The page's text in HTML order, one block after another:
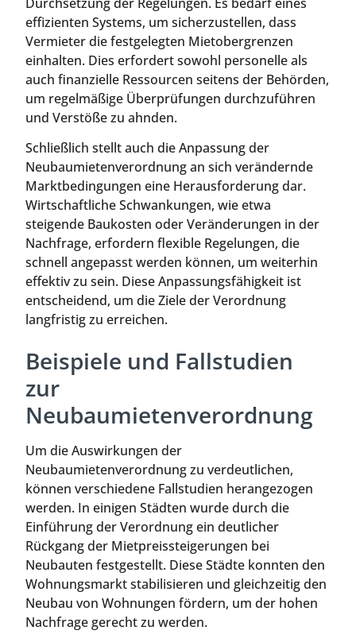
effizienten Systems, um sicherzustellen, dass
Vermieter die festgelegten Mietobergrenzen
einhalten. Dies erfordert sowohl personelle als
auch finanzielle Ressourcen seitens der Behörden,
um regelmäßige Überprüfungen durchzuführen
und Verstöße zu ahnden.
Schließlich stellt auch die Anpassung der
Neubaumietenverordnung an sich verändernde
Marktbedingungen eine Herausforderung dar.
Wirtschaftliche Schwankungen, wie etwa
steigende Baukosten oder Veränderungen in der
Nachfrage, erfordern flexible Regelungen, die
schnell angepasst werden können, um weiterhin
effektiv zu sein. Diese Anpassungsfähigkeit ist
entscheidend, um die Ziele der Verordnung
langfristig zu erreichen.
Beispiele und Fallstudien
zur
Neubaumietenverordnung
Um die Auswirkungen der
Neubaumietenverordnung zu verdeutlichen,
können verschiedene Fallstudien herangezogen
werden. In einigen Städten wurde durch die
Einführung der Verordnung ein deutlicher
Rückgang der Mietpreissteigerungen bei
Neubauten festgestellt. Diese Städte konnten den
Wohnungsmarkt stabilisieren und gleichzeitig den
Neubau von Wohnungen fördern, um der hohen
Nachfrage gerecht zu werden.